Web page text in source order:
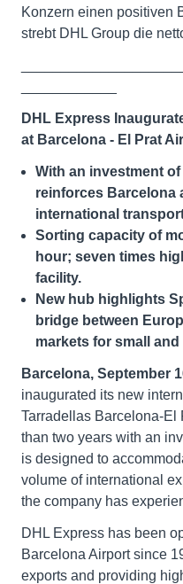
Konzern einen positiven
strebt DHL Group die
DHL Express
at Barcelona - El Prat
With an investment
reinforces Barcelona
international
Sorting capacity of
hour; seven times
facility.
New hub highlights
bridge between
markets for small
Barcelona, September
inaugurated its new
Tarradellas Barcelona-El
than two years with an
is designed to
volume of international
the company has
DHL Express has been
Barcelona Airport since
exports and providing